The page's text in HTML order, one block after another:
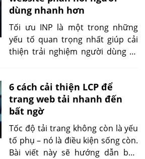
liền mạch và giữ chân khách truy
cập lâu hơn.
dùng nhanh hơn
Tối ưu INP là một trong những
yếu tố quan trọng nhất giúp cải
thiện trải nghiệm người dùng và
chi tiết cách đo, đánh giá và xử lý
nguyên nhân gây INP cao để bạn
có thể triển khai trực tiếp cho
website của mình.
6 cách cải thiện LCP để
trang web tải nhanh đến
bất ngờ
Tốc độ tải trang không còn là yếu
tố phụ – nó là điều kiện sống còn.
Bài viết này sẽ hướng dẫn bạn